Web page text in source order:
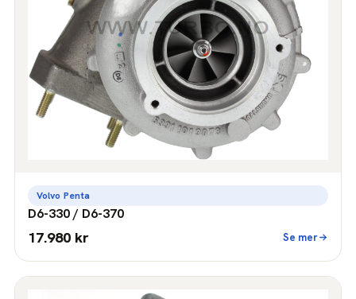
Volvo Penta
D6-330 / D6-370
17.980 kr Se mer